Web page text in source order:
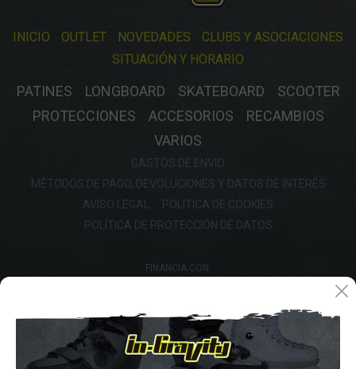
INICIO OUTLET NOVEDADES
CLUBS Y ASOCIACIONES
SITUACIÓN Y HORARIO
PATINES LONGBOARD SKATEBOARD
SCOOTER
PROTECCIONES
ACCESORIOS
RECAMBIOS
VARIOS
GASTOS DE ENVIO
MÉTODOS DE PAGO, DEVOLUCIONES Y DATOS DE INTERÉS
AVISO LEGAL
POLÍTICA DE COOKIES
POLÍTICA DE PROTECCIÓN DE DATOS
FINANCIA CON: